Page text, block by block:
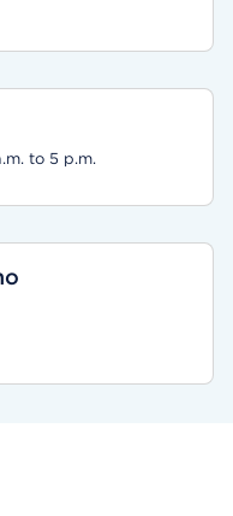
to 5 p.m.